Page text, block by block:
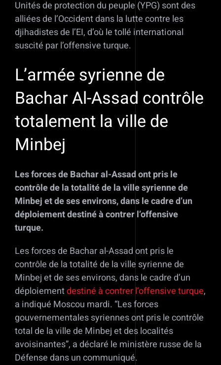
Unités de protection du peuple (YPG) sont des
alliées de l’Occident dans la lutte contre les
djihadistes de l’EI, d’où le tollé international
suscité par l’offensive turque.
L’armée syrienne de
Bachar Al-Assad contrôle
totalement la ville de
Minbej
Les forces de Bachar al-Assad ont pris le
contrôle de la totalité de la ville syrienne de
Minbej et de ses environs, dans le cadre d’un
déploiement destiné à contrer l’offensive
turque.
Les forces de Bachar al-Assad ont pris le
contrôle de la totalité de la ville syrienne de
Minbej et de ses environs, dans le cadre d’un
déploiementdestiné à contrer l’offensive turque,
a indiqué Moscou mardi. “Les forces
gouvernementales syriennes ont pris le contrôle
total de la ville de Minbej et des localités
avoisinantes”, a déclaré le ministère russe de la
Défense dans un communiqué.